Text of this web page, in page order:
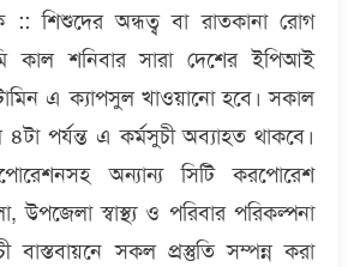
সারা
দেশে
শিশুদের
ভিটামিন
এ
খাওয়ানো
হবে
:: শিশুদের অন্ধত্ব বা রাতকানা রোগ
কাল শনিবার সারা দেশের ইপিআই
এ ক্যাপসুল খাওয়ানো হবে। সকাল
পর্যন্ত এ কর্মসুচী অব্যাহত থাকবে।
অন্যান্য সিটি করপোরেশ
স্বাস্থ্য ও পরিবার পরিকল্পনা
বাস্তবায়নে সকল প্রস্তুতি সম্পন্ন করা